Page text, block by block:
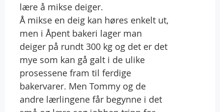
lære å mikse deiger.
Å mikse en deig kan høres enkelt ut,
men i Åpent bakeri lager man
deiger på rundt 300 kg og det er det
mye som kan gå galt i de ulike
prosessene fram til ferdige
bakervarer. Men Tommy og de
andre lærlingene får begynne i det